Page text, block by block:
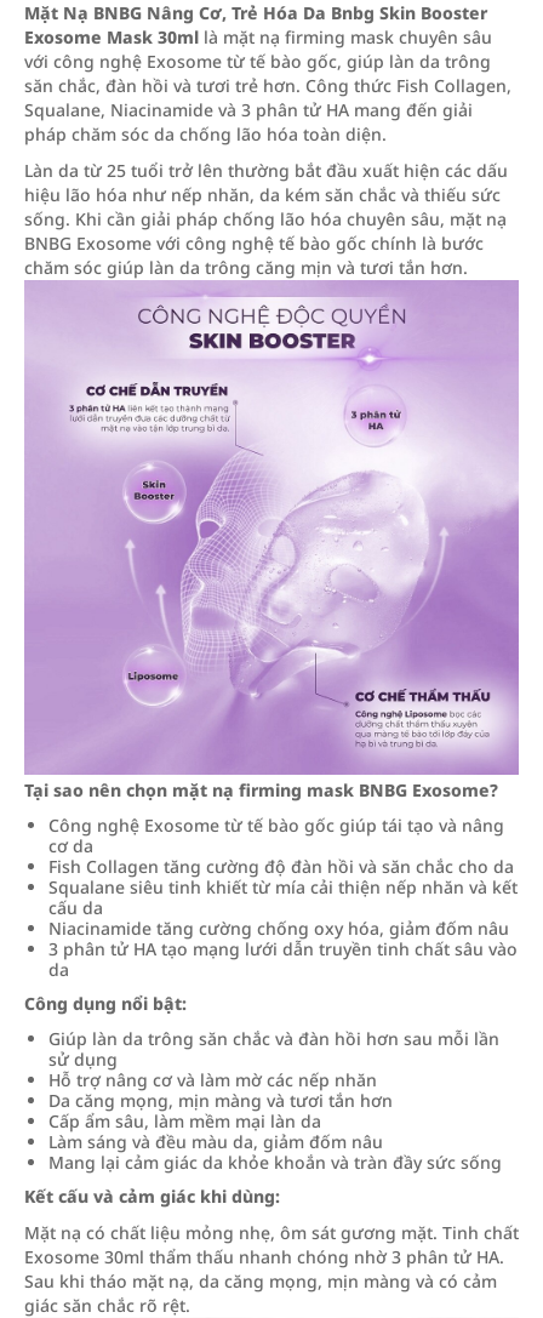
Mặt Nạ BNBG Nâng Cơ, Trẻ Hóa Da Bnbg Skin Booster
Exosome Mask 30ml là mặt nạ firming mask chuyên sâu
với công nghệ Exosome từ tế bào gốc, giúp làn da trông
săn chắc, đàn hồi và tươi trẻ hơn. Công thức Fish Collagen,
Squalane, Niacinamide và 3 phân tử HA mang đến giải
pháp chăm sóc da chống lão hóa toàn diện.
Làn da từ 25 tuổi trở lên thường bắt đầu xuất hiện các dấu
hiệu lão hóa như nếp nhăn, da kém săn chắc và thiếu sức
sống. Khi cần giải pháp chống lão hóa chuyên sâu, mặt nạ
BNBG Exosome với công nghệ tế bào gốc chính là bước
chăm sóc giúp làn da trông căng mịn và tươi tắn hơn.
Tại sao nên chọn mặt nạ firming mask BNBG Exosome?
Công nghệ Exosome từ tế bào gốc giúp tái tạo và nâng
cơ da
Fish Collagen tăng cường độ đàn hồi và săn chắc cho da
Squalane siêu tinh khiết từ mía cải thiện nếp nhăn và kết
cấu da
Niacinamide tăng cường chống oxy hóa, giảm đốm nâu
3 phân tử HA tạo mạng lưới dẫn truyền tinh chất sâu vào
da
Công dụng nổi bật:
Giúp làn da trông săn chắc và đàn hồi hơn sau mỗi lần
sử dụng
Hỗ trợ nâng cơ và làm mờ các nếp nhăn
Da căng mọng, mịn màng và tươi tắn hơn
Cấp ẩm sâu, làm mềm mại làn da
Làm sáng và đều màu da, giảm đốm nâu
Mang lại cảm giác da khỏe khoắn và tràn đầy sức sống
Kết cấu và cảm giác khi dùng:
Mặt nạ có chất liệu mỏng nhẹ, ôm sát gương mặt. Tinh chất
Exosome 30ml thẩm thấu nhanh chóng nhờ 3 phân tử HA.
Sau khi tháo mặt nạ, da căng mọng, mịn màng và có cảm
giác săn chắc rõ rệt.